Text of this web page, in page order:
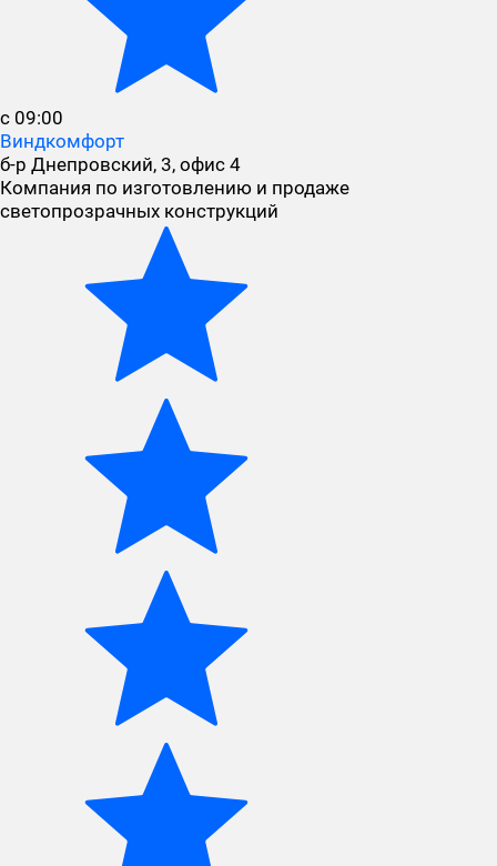
с 09:00
Виндкомфорт
б-р Днепровский, 3, офис 4
Компания по изготовлению и продаже
светопрозрачных конструкций